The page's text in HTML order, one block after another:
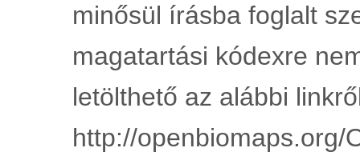
minősül írásba foglalt
magatartási kódexre
letölthető az alábbi
http://openbiomaps.org/